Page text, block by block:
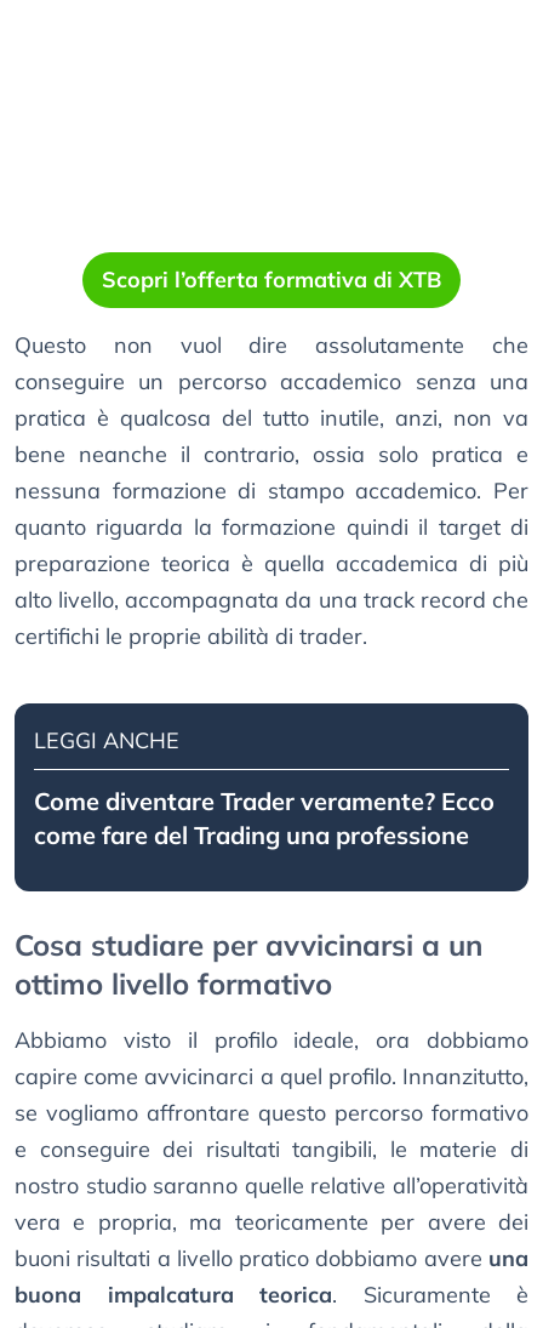
Scopri l’offerta formativa di XTB
Questo non vuol dire assolutamente che
conseguire un percorso accademico senza una
pratica è qualcosa del tutto inutile, anzi, non va
bene neanche il contrario, ossia solo pratica e
nessuna formazione di stampo accademico. Per
quanto riguarda la formazione quindi il target di
preparazione teorica è quella accademica di più
alto livello, accompagnata da una track record che
certifichi le proprie abilità di trader.
LEGGI ANCHE
Come diventare Trader veramente? Ecco
come fare del Trading una professione
Cosa studiare per avvicinarsi a un
ottimo livello formativo
Abbiamo visto il profilo ideale, ora dobbiamo
capire come avvicinarci a quel profilo. Innanzitutto,
se vogliamo affrontare questo percorso formativo
e conseguire dei risultati tangibili, le materie di
nostro studio saranno quelle relative all’operatività
vera e propria, ma teoricamente per avere dei
buoni risultati a livello pratico dobbiamo avere una
buona impalcatura teorica. Sicuramente è